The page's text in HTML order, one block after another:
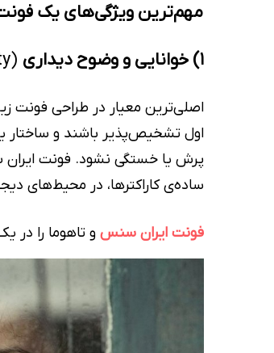
مهم‌ترین ویژگی‌های یک
1) خوانایی و وضوح دیداری (Readability And Legibility)
اصلی‌ترین معیار در طراحی فونت
اول تشخیص‌پذیر باشند و ساختار
پرش یا خستگی نشود. فونت
ساده‌ی کاراکترها، در محیط‌های
فونت ایران سنس و تاهوما را در